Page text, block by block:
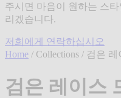
주시면 마음이 원하는 스
리겠습니다.
저희에게 연락하십시오
Home / Collections / 검은 레
검은 레이스